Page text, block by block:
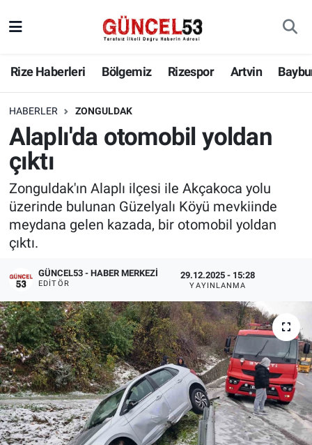
Rize Haberleri Bölgemiz Rizespor Artvin
HABERLER ZONGULDAK
Alaplı'da otomobil yoldan
çıktı
Zonguldak'ın Alaplı ilçesi ile Akçakoca yolu
üzerinde bulunan Güzelyalı Köyü mevkiinde
meydana gelen kazada, bir otomobil yoldan
çıktı.
GÜNCEL53 - HABER MERKEZI
EDITÖR
29.12.2025 - 15:28
YAYINLANMA